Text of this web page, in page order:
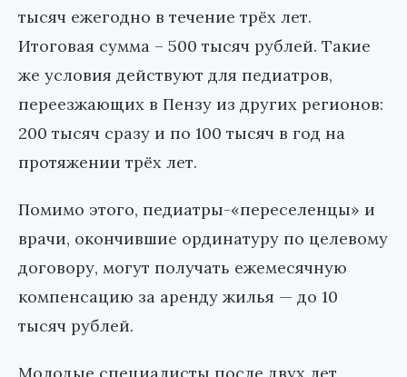
тысяч ежегодно в течение трёх лет.
Итоговая сумма – 500 тысяч рублей. Такие
же условия действуют для педиатров,
переезжающих в Пензу из других регионов:
200 тысяч сразу и по 100 тысяч в год на
протяжении трёх лет.
Помимо этого, педиатры-«переселенцы» и
врачи, окончившие ординатуру по целевому
договору, могут получать ежемесячную
компенсацию за аренду жилья — до 10
тысяч рублей.